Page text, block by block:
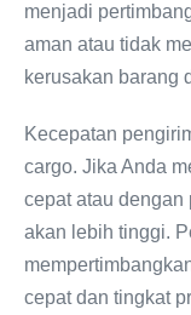
menjadi
aman atau tidak
kerusakan barang
Kecepatan
cargo. Jika Anda
cepat atau dengan
akan lebih tinggi.
cepat dan tingkat